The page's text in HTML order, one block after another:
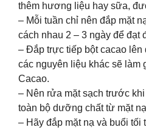
thêm hương liệu hay sữa,
– Mỗi tuần chỉ nên đắp mặt
cách nhau 2 – 3 ngày để đạt
– Đắp trực tiếp bột cacao
các nguyên liệu khác sẽ làm
Cacao.
– Nên rửa mặt sạch trước
toàn bộ dưỡng chất từ mặt
– Hãy đắp mặt nạ và buổi